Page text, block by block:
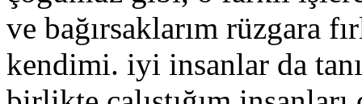
ve bağırsaklarım rüzgara
kendimi. iyi insanlar da